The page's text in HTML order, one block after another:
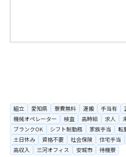
組立 愛知県 寮費無料 運搬 手当有
機械オペレーター
検査 高時給 求人
ブランクOK
シフト制勤務 家族手当 転
土日休み
資格不要 社会保険 住宅手当
高収入
三河オフィス 安城市 待機寮